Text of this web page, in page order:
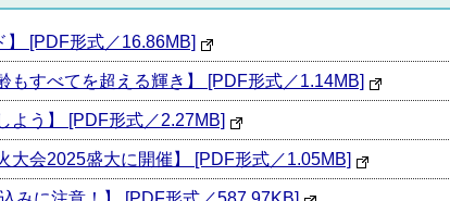
[PDF形式／16.86MB]
もすべてを超える輝き】 [PDF形式／1.14MB]
よう】 [PDF形式／2.27MB]
大会2025盛大に開催】 [PDF形式／1.05MB]